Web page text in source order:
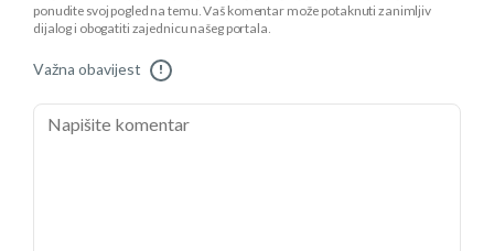
ponudite svoj pogled na temu. Vaš komentar može potaknuti zanimljiv
dijalog i obogatiti zajednicu našeg portala.
Važna obavijest !